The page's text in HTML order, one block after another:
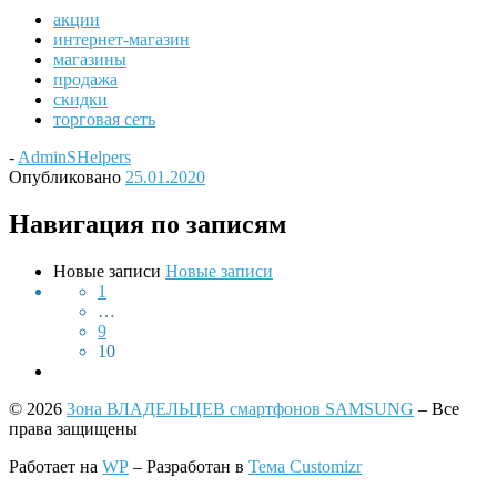
акции
интернет-магазин
магазины
продажа
скидки
торговая сеть
- AdminSHelpers
Опубликовано 25.01.2020
Навигация по записям
Новые записи Новые записи
1
…
9
10
© 2026 Зона ВЛАДЕЛЬЦЕВ смартфонов SAMSUNG – Все
права защищены
Работает на WP – Разработан в Тема Customizr